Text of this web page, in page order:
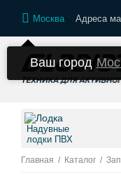
Москва Адреса
Ваш город
Надувные
лодки ПВХ
Главная / Каталог /